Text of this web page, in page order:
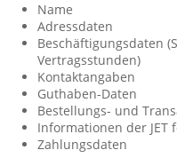
Name
Adressdaten
Beschäftigungsdaten
Vertragsstunden)
Kontaktangaben
Guthaben-Daten
Bestellungs- und
Informationen der JET
Zahlungsdaten